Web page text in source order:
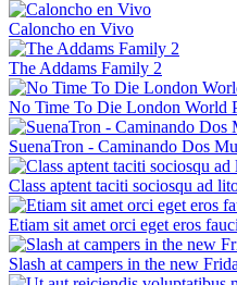
Caloncho en Vivo
The Addams Family 2
No Time To Die London World
SuenaTron - Caminando Dos
Class aptent taciti sociosqu ad
Etiam sit amet orci eget eros
Slash at campers in the new